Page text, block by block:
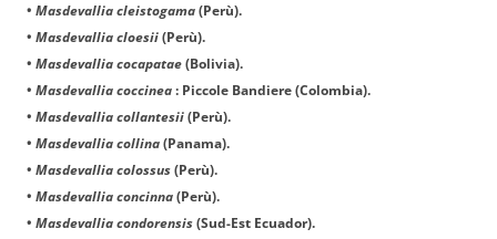
• Masdevallia cleistogama (Perù).
• Masdevallia cloesii (Perù).
• Masdevallia cocapatae (Bolivia).
• Masdevallia coccinea : Piccole Bandiere (Colombia).
• Masdevallia collantesii (Perù).
• Masdevallia collina (Panama).
• Masdevallia colossus (Perù).
• Masdevallia concinna (Perù).
• Masdevallia condorensis (Sud-Est Ecuador).